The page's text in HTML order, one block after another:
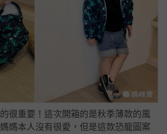
很重要！這次開箱的是秋季薄款的風
媽本人沒有很愛，但是這款恐龍圖案